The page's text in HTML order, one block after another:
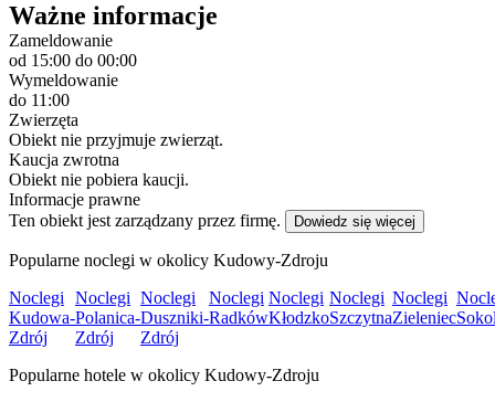
Ważne informacje
Zameldowanie
od 15:00 do 00:00
Wymeldowanie
do 11:00
Zwierzęta
Obiekt nie przyjmuje zwierząt.
Kaucja zwrotna
Obiekt nie pobiera kaucji.
Informacje prawne
Ten obiekt jest zarządzany przez firmę.
Dowiedz się więcej
Popularne noclegi w okolicy Kudowy-Zdroju
Noclegi
Kudowa-
Zdrój
Noclegi
Polanica-
Zdrój
Noclegi
Duszniki-
Zdrój
Noclegi
Radków
Noclegi
Kłodzko
Noclegi
Szczytna
Noclegi
Zieleniec
Popularne hotele w okolicy Kudowy-Zdroju